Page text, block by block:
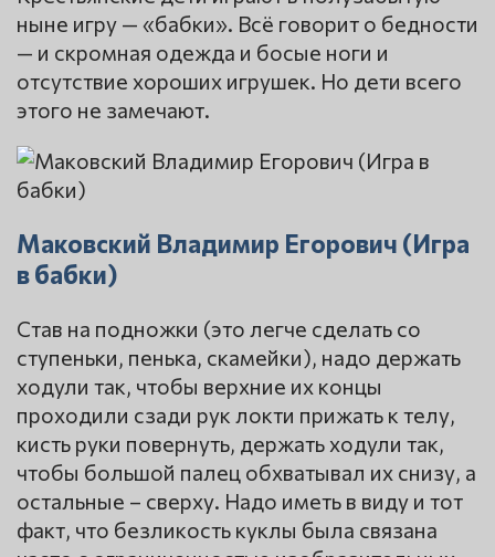
ныне игру — «бабки». Всё говорит о бедности
— и скромная одежда и босые ноги и
отсутствие хороших игрушек. Но дети всего
этого не замечают.
Маковский Владимир Егорович (Игра
в бабки)
Став на подножки (это легче сделать со
ступеньки, пенька, скамейки), надо держать
ходули так, чтобы верхние их концы
проходили сзади рук локти прижать к телу,
кисть руки повернуть, держать ходули так,
чтобы большой палец обхватывал их снизу, а
остальные – сверху. Надо иметь в виду и тот
факт, что безликость куклы была связана